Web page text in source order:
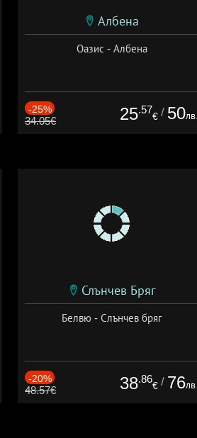
Албена
Оазис - Албена
-25%
34.05€ 25.57
€ / 50лв.
Слънчев Бряг
Белвю - Слънчев бряг
-20%
48.57€ 38.86
€ / 76лв.